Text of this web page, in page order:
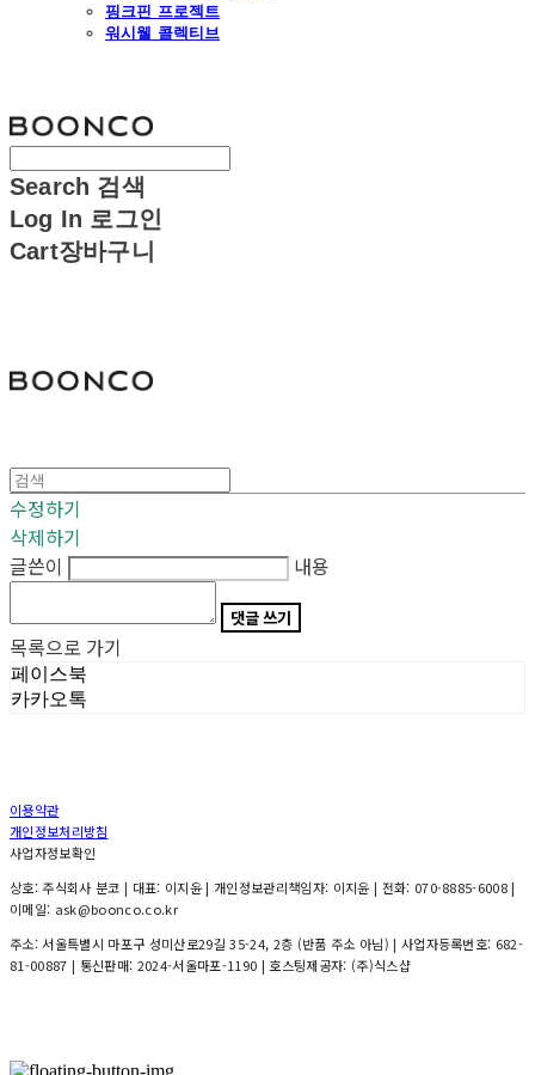
핑크핀 프로젝트
워시웰 콜렉티브
Search 검색
Log In 로그인
Cart장바구니
수정하기
삭제하기
글쓴이
내용
댓글 쓰기
목록으로 가기
페이스북
카카오톡
이용약관
개인정보처리방침
사업자정보확인
상호: 주식회사 분코 | 대표: 이지윤 | 개인정보관리책임자: 이지윤 | 전화: 070-8885-6008 |
이메일: ask@boonco.co.kr
주소: 서울특별시 마포구 성미산로29길 35-24, 2층 (반품 주소 아님) | 사업자등록번호: 682-
81-00887 | 통신판매: 2024-서울마포-1190 | 호스팅제공자: (주)식스샵